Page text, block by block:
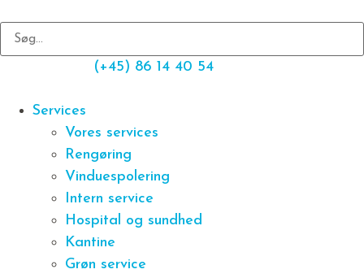
(+45) 86 14 40 54
Services
Vores services
Rengøring
Vinduespolering
Intern service
Hospital og sundhed
Kantine
Grøn service